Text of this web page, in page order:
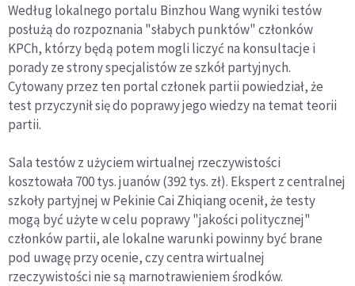
Według lokalnego portalu Binzhou Wang wyniki testów
posłużą do rozpoznania "słabych punktów" członków
KPCh, którzy będą potem mogli liczyć na konsultacje i
porady ze strony specjalistów ze szkół partyjnych.
Cytowany przez ten portal członek partii powiedział, że
test przyczynił się do poprawy jego wiedzy na temat teorii
partii.
Sala testów z użyciem wirtualnej rzeczywistości
kosztowała 700 tys. juanów (392 tys. zł). Ekspert z centralnej
szkoły partyjnej w Pekinie Cai Zhiqiang ocenił, że testy
mogą być użyte w celu poprawy "jakości politycznej"
członków partii, ale lokalne warunki powinny być brane
pod uwagę przy ocenie, czy centra wirtualnej
rzeczywistości nie są marnotrawieniem środków.